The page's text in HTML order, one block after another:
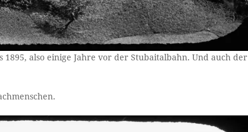
1895, also einige Jahre vor der Stubaitalbahn. Und auch der